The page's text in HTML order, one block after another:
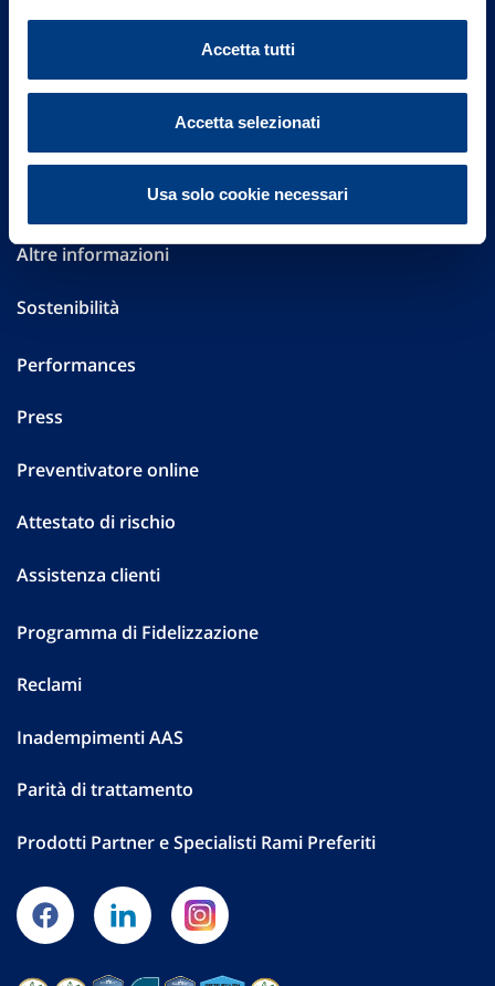
Accetta tutti
Accetta selezionati
Usa solo cookie necessari
20149 Milano
FAQ
Governance
Investor Relations
Altre informazioni
Sostenibilità
Performances
Press
Preventivatore online
Attestato di rischio
Assistenza clienti
Programma di Fidelizzazione
Reclami
Inadempimenti AAS
Parità di trattamento
Prodotti Partner e Specialisti Rami Preferiti